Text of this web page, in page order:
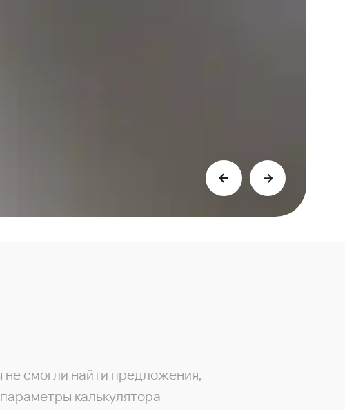
смогли найти предложения,
калькулятора